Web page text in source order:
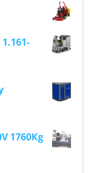
1760Kg